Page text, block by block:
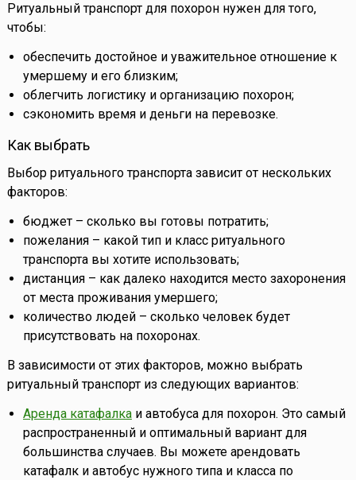
Ритуальный транспорт для похорон нужен для того,
чтобы:
обеспечить достойное и уважительное отношение к
умершему и его близким;
облегчить логистику и организацию похорон;
сэкономить время и деньги на перевозке.
Как выбрать
Выбор ритуального транспорта зависит от нескольких
факторов:
бюджет – сколько вы готовы потратить;
пожелания – какой тип и класс ритуального
транспорта вы хотите использовать;
дистанция – как далеко находится место захоронения
от места проживания умершего;
количество людей – сколько человек будет
присутствовать на похоронах.
В зависимости от этих факторов, можно выбрать
ритуальный транспорт из следующих вариантов:
Аренда катафалкаи автобуса для похорон. Это самый
распространенный и оптимальный вариант для
большинства случаев. Вы можете арендовать
катафалк и автобус нужного типа и класса по